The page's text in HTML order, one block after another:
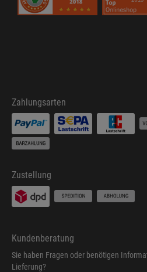
Zahlungsarten
Zustellung
Kundenberatung
Sie haben Fragen oder benötigen
Lieferung?